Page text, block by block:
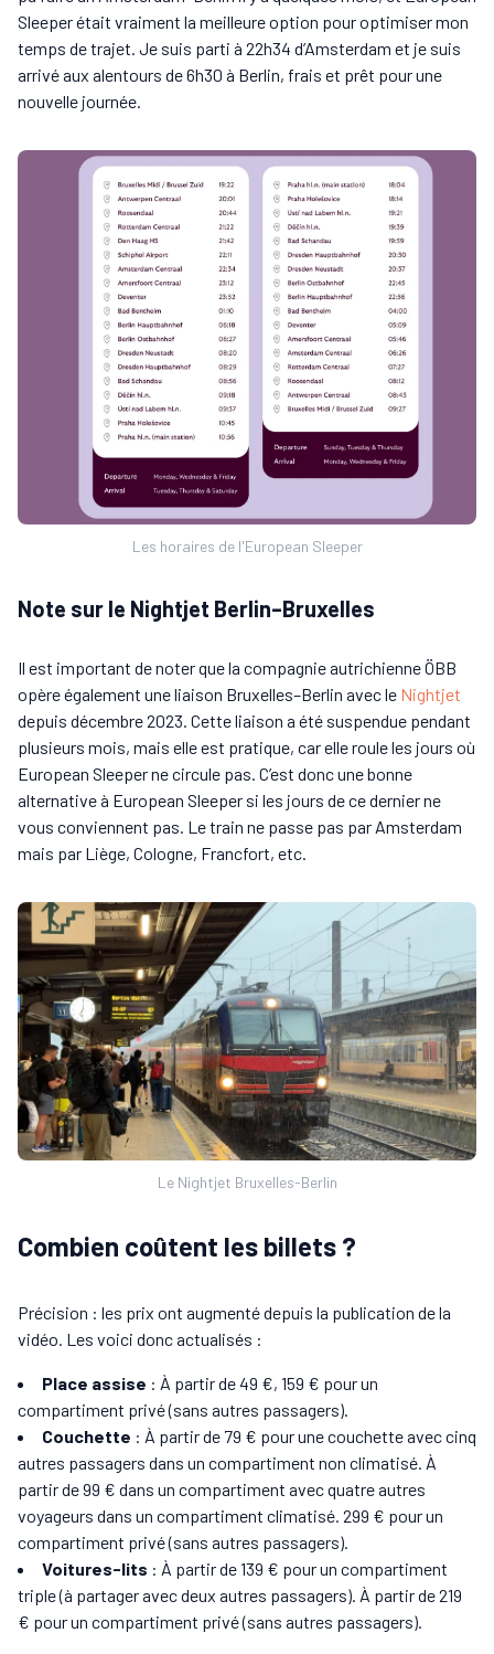
Sleeper était vraiment la meilleure option pour optimiser mon
temps de trajet. Je suis parti à 22h34 d’Amsterdam et je suis
arrivé aux alentours de 6h30 à Berlin, frais et prêt pour une
nouvelle journée.
Les horaires de l'European Sleeper
Note sur le Nightjet Berlin–Bruxelles
Il est important de noter que la compagnie autrichienne ÖBB
opère également une liaison Bruxelles–Berlin avec le Nightjet
depuis décembre 2023. Cette liaison a été suspendue pendant
plusieurs mois, mais elle est pratique, car elle roule les jours où
European Sleeper ne circule pas. C’est donc une bonne
alternative à European Sleeper si les jours de ce dernier ne
vous conviennent pas. Le train ne passe pas par Amsterdam
mais par Liège, Cologne, Francfort, etc.
Le Nightjet Bruxelles-Berlin
Combien coûtent les billets ?
Précision : les prix ont augmenté depuis la publication de la
vidéo. Les voici donc actualisés :
Place assise : À partir de 49 €, 159 € pour un
compartiment privé (sans autres passagers).
Couchette : À partir de 79 € pour une couchette avec cinq
autres passagers dans un compartiment non climatisé. À
partir de 99 € dans un compartiment avec quatre autres
voyageurs dans un compartiment climatisé. 299 € pour un
compartiment privé (sans autres passagers).
Voitures-lits : À partir de 139 € pour un compartiment
triple (à partager avec deux autres passagers). À partir de 219
€ pour un compartiment privé (sans autres passagers).